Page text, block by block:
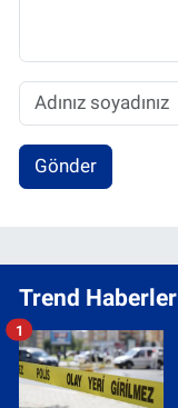
Gönder
Trend Haberler
1